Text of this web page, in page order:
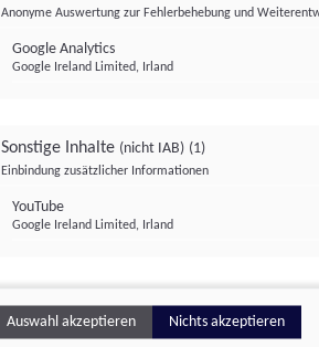
Anonyme Auswertung zur Fehlerbehebung und
Google Analytics
Google Ireland Limited, Irland
Sonstige Inhalte (nicht IAB) (1)
Einbindung zusätzlicher Informationen
YouTube
Google Ireland Limited, Irland
Auswahl akzeptieren Nichts akzeptieren